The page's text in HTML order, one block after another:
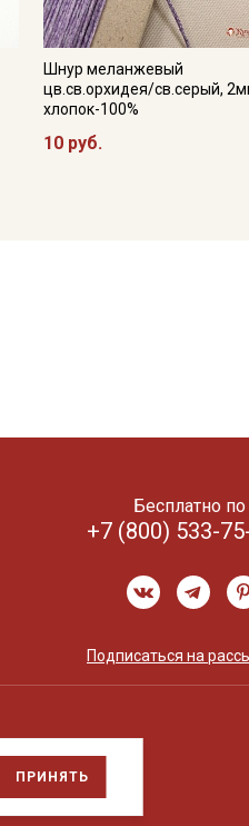
Шнур меланжевый
цв.св.орхидея/св.серый,
хлопок-100%
10 руб.
ПРИНЯТЬ
Бесплатно
+7 (800) 533-
Подписаться на